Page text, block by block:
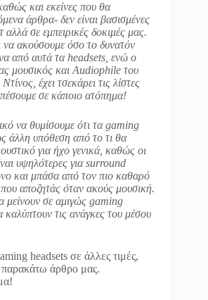
και εκείνες που θα
άρθρα- δεν είναι βασισμένες
αλλά σε εμπειρικές δοκιμές μας.
ακούσουμε όσο το δυνατόν
από αυτά τα headsets, ενώ ο
μουσικός και Audiophile του
έχει τσεκάρει τις λίστες
σε κάποιο ατόπημα!
να θυμίσουμε ότι τα gaming
άλλη υπόθεση από το τι θα
για ήχο γενικά, καθώς οι
υψηλότερες για surround
και μπάσα από τον πιο καθαρό
αποζητάς όταν ακούς μουσική.
μείνουν σε αμιγώς gaming
καλύπτουν τις ανάγκες του μέσου
headsets σε άλλες τιμές,
παρακάτω άρθρο μας.